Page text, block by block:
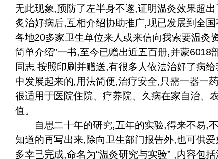
无此现象,预防了左半身不遂,证明温灸效果超
炙治好病后,互相介绍协助推广,现已发展到全
各地20多家卫生单位来人或来信向我索要温灸
简单介绍”一书,至今已赠出近五百册,并蒙6018
同志,按照印刷并赠送,有很多人依法治好了病
中发展起来的,用法简便,治疗安全,只需一器一
很适用于医院住院、疗养院、久病在家自治、
值。
自思二十年的研究,五年的实验,得来不易,不
知道的再写出来,除向卫生部门报告外,也可供
多幸已完成,命名为“温灸研究与实验” ,内容包